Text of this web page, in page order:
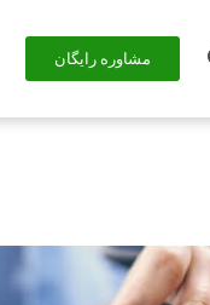
مشاوره رایگان